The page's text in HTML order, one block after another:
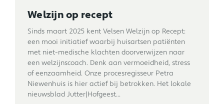
Welzijn op recept
Sinds maart 2025 kent Velsen Welzijn op Recept:
een mooi initiatief waarbij huisartsen patiënten
met niet-medische klachten doorverwijzen naar
een welzijnscoach. Denk aan vermoeidheid, stress
of eenzaamheid. Onze procesregisseur Petra
Niewenhuis is hier actief bij betrokken. Het lokale
nieuwsblad Jutter|Hofgeest...